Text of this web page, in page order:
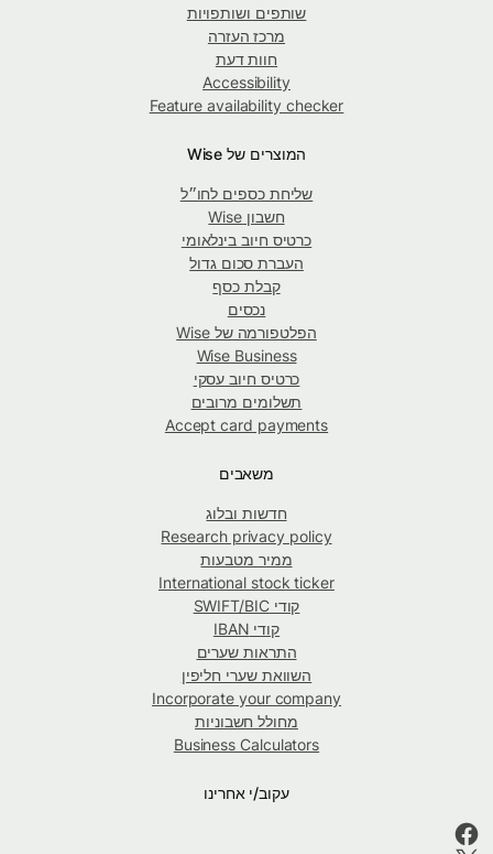
שותפים ושותפויות
מרכז העזרה
חוות דעת
Accessibility
Feature availability checker
המוצרים של Wise
שליחת כספים לחו״ל
חשבון Wise
כרטיס חיוב בינלאומי
העברת סכום גדול
קבלת כסף
נכסים
הפלטפורמה של Wise
Wise Business
כרטיס חיוב עסקי
תשלומים מרובים
Accept card payments
משאבים
חדשות ובלוג
Research privacy policy
ממיר מטבעות
International stock ticker
קודי SWIFT/BIC
קודי IBAN
התראות שערים
השוואת שערי חליפין
Incorporate your company
מחולל חשבוניות
Business Calculators
עקוב/י אחרינו